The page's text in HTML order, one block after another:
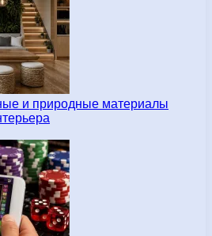
и природные материалы